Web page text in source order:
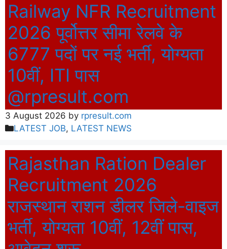
Railway NFR Recruitment
2026 पूर्वोत्तर सीमा रेलवे के
6777 पदों पर नई भर्ती, योग्यता
10वीं, ITI पास
@rpresult.com
3 August 2026 by rpresult.com
Categories
LATEST JOB, LATEST NEWS
Rajasthan Ration Dealer
Recruitment 2026
राजस्थान राशन डीलर जिले-वाइज
भर्ती, योग्यता 10वीं, 12वीं पास,